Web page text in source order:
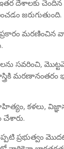
దేశాలకు చెందిన
జరుగుతుంది.
మరణించిన
సవరించి,
మరణానంతరం
కళలు,
ప్రభుత్వం